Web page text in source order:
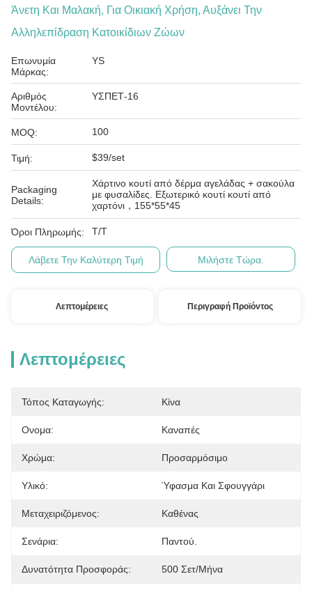
Άνετη Και Μαλακή, Για Οικιακή Χρήση, Αυξάνει Την
Αλληλεπίδραση Κατοικίδιων Ζώων
Επωνυμία
Μάρκας:
YS
Αριθμός
Μοντέλου:
ΥΣΠΕΤ-16
MOQ: 100
Τιμή: $39/set
Packaging
Details:
Χάρτινο κουτί από δέρμα αγελάδας + σακούλα
με φυσαλίδες. Εξωτερικό κουτί κουτί από
χαρτόνι，155*55*45
Όροι Πληρωμής: T/T
Λάβετε Την Καλύτερη Τιμή Μιλήστε Τώρα.
Λεπτομέρειες Περιγραφή Προϊόντος
Λεπτομέρειες
Τόπος Καταγωγής: Κίνα
Ονομα: Καναπές
Χρώμα: Προσαρμόσιμο
Υλικό: Ύφασμα Και Σφουγγάρι
Μεταχειριζόμενος: Καθένας
Σενάρια: Παντού.
Δυνατότητα Προσφοράς: 500 Σετ/μήνα